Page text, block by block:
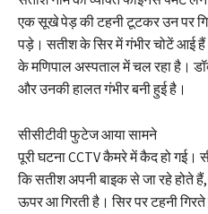
एक सूखे पेड़ की टहनी टूटकर उन पर
पड़े। सतीश के सिर में गंभीर चोटें आई
के मणिपाल अस्पताल में चल रहा है।
और उनकी हालत गंभीर बनी हुई है।
सीसीटीवी फुटेज आया सामने
पूरी घटना CCTV कैमरे में कैद हो गई।
कि सतीश अपनी बाइक से जा रहे होते
ऊपर आ गिरती है। सिर पर टहनी